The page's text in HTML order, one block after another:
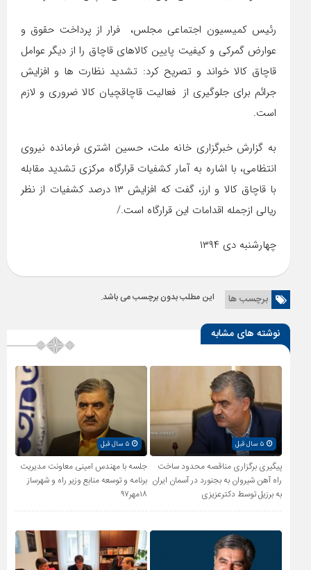
رئیس کمیسیون اجتماعی مجلس، فرار از پرداخت حقوق و
عوارض گمرکی و کیفیت پایین کالاهای قاچاق را از دیگر عوامل
قاچاق کالا خواند و تصریح کرد: تشدید نظارت ها و افزایش
جرائم برای جلوگیری از فعالیت قاچاقچیان کالا ضروری و لازم
است.
به گزارش خبرگزاری خانه ملت، حسین اشتری فرمانده نیروی
انتظامی، با اشاره به آمار کشفیات قرارگاه مرکزی تشدید مقابله
با قاچاق کالا و ارز، گفت که افزایش ۱۳ درصد کشفیات از نظر
ریالی ازجمله اقدامات این قرارگاه است.
/
چهارشنبه دی ۱۳۹۴
برچسب ها این مطلب بدون برچسب می باشد.
نوشته های مشابه
۵ سال قبل
پیگیری برگزاری مناقصه محدود ساخت
راه آهن شیروان به بجنورد در آسمان ایران
به برزیل توسط دکترعزیزی
۵ سال قبل
جلسه با مهندس امینی معاونت مدیریت
برنامه و توسعه منابع وزیر راه و شهرساز
۱۸مهر۹۷